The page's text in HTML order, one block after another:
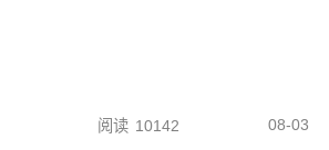
阅读 10142 08-03